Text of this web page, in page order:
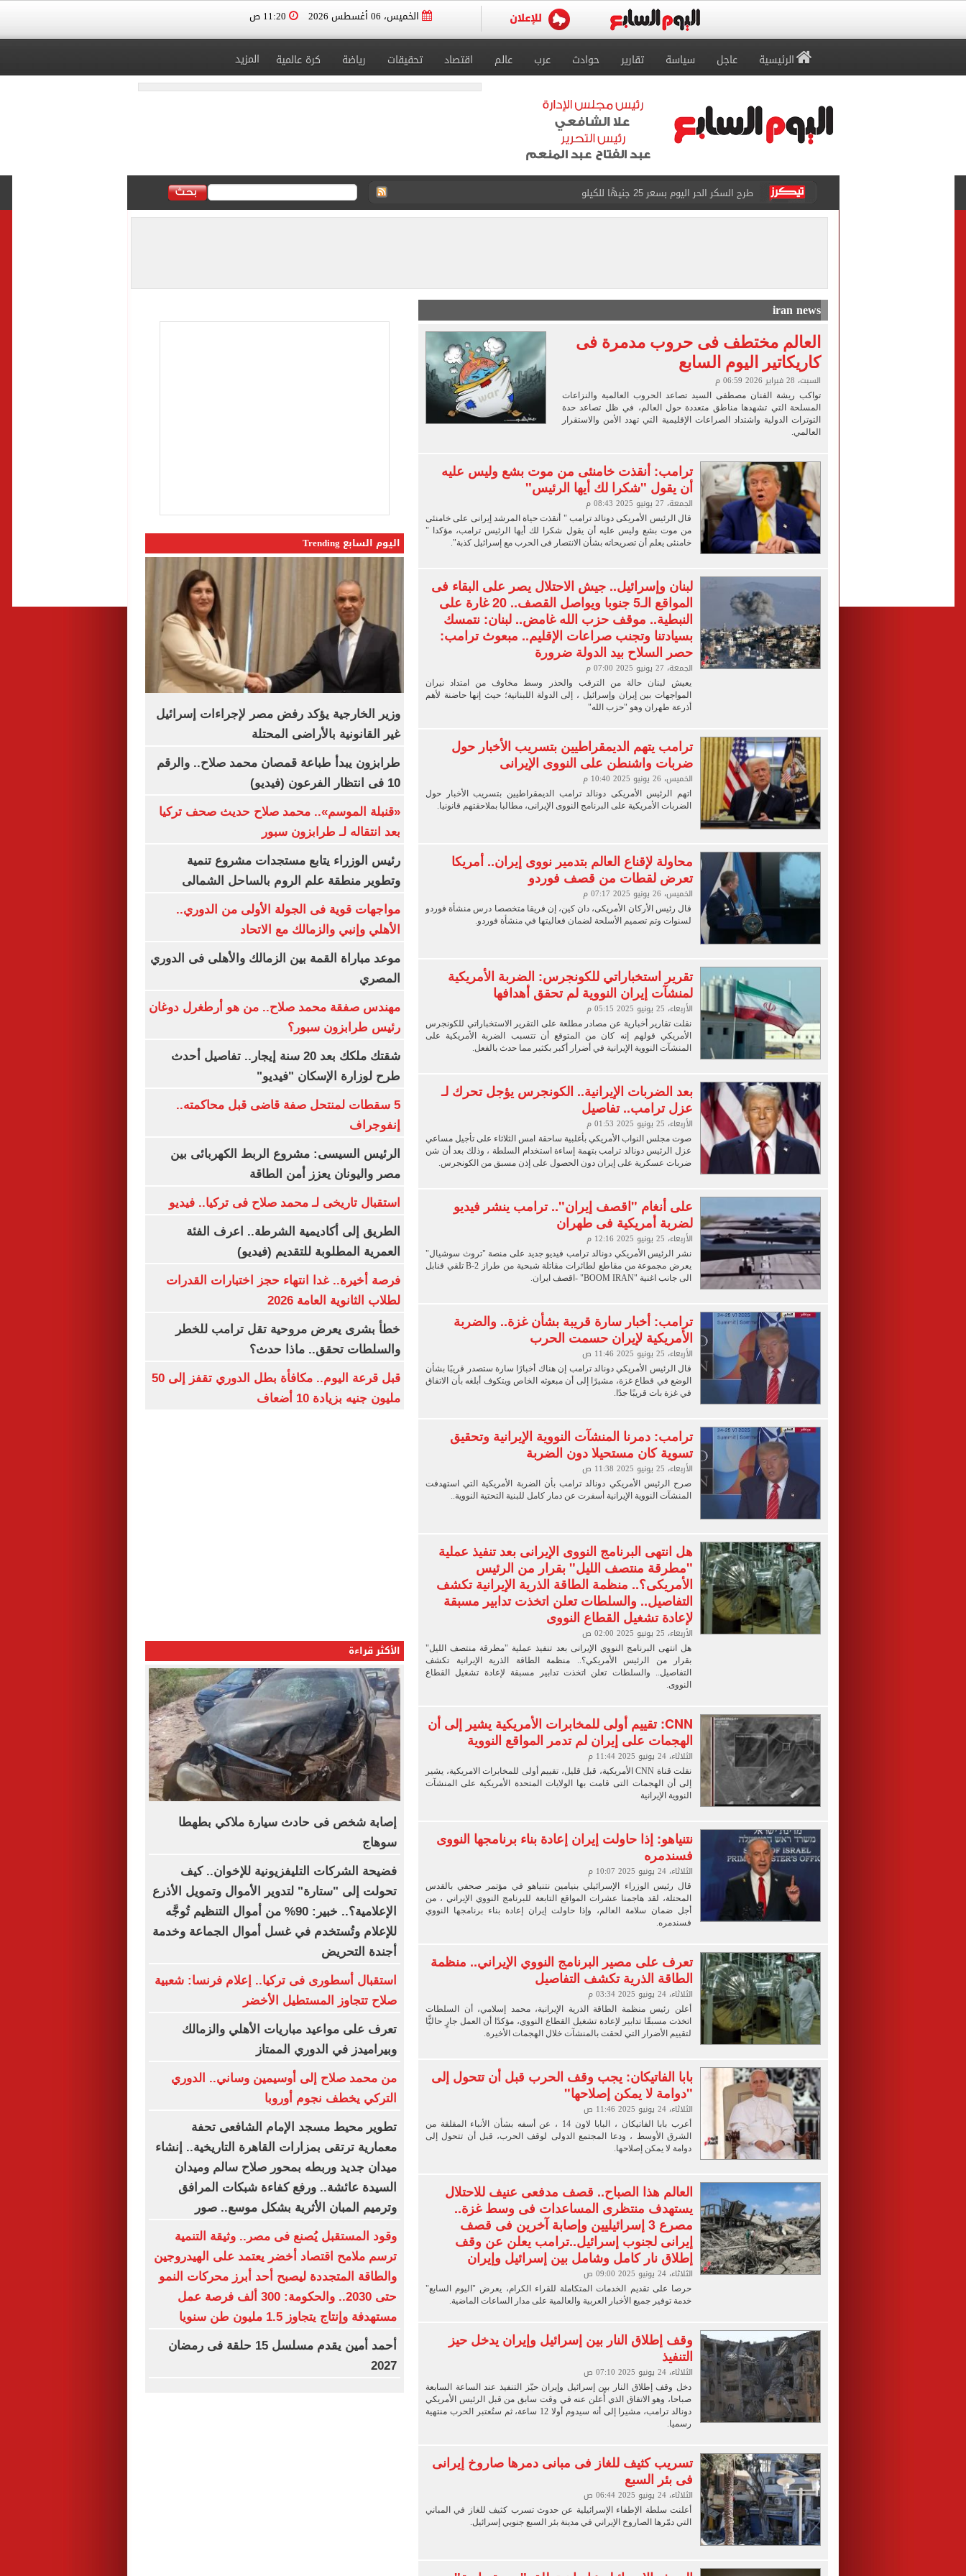
الخميس، 06 أغسطس 2026
الرئيسية عاجل سياسة تقارير حوادث عرب عالم اقتصاد تحقيقات رياضة كرة عالمية المزيد
التحقيقات مع منتحلة الصفة: عاملة بمحل عطور وانتحلت صفة صحفية
الأهلى يقسو على النجوم بسداسية ودياً.. وغياب إمام عاشور
البنك المركزى: ارتفاع الاحتياطى الأجنبى لـ 56.3 مليار دولار نهاية يوليو
وزير النقل: مخطط شامل لزيادة حصة مصر من تجارة الترانزيت ودعم حركة التجارة
مجلس الوزراء يستعرض تفاصيل طرح وزارة الإسكان وحدات سكنية بنظام الإيجار
بعد انتقال محمد صلاح.. عمدة طرابزون يشترى 6661 قميصًا للنادى.. فيديو
طرح السكر الحر اليوم بسعر 25 جنيهًا للكيلو
iran news
العالم مختطف فى حروب مدمرة فى
كاريكاتير اليوم السابع
السبت، 28 فبراير 2026 06:59 م
تواكب ريشة الفنان مصطفى السيد تصاعد الحروب العالمية والنزاعات
المسلحة التي تشهدها مناطق متعددة حول العالم، في ظل تصاعد حدة
التوترات الدولية واشتداد الصراعات الإقليمية التي تهدد الأمن والاستقرار
العالمي.
ترامب: أنقذت خامنئى من موت بشع وليس عليه
أن يقول "شكرا لك أيها الرئيس"
الجمعة، 27 يونيو 2025 08:43 م
قال الرئيس الأمريكى دونالد ترامب " أنقذت حياة المرشد إيرانى على خامنئى
من موت بشع وليس عليه أن يقول شكرا لك أيها الرئيس ترامب، مؤكدا "
خامنئى يعلم أن تصريحاته بشأن الانتصار فى الحرب مع إسرائيل كذبة".
لبنان وإسرائيل.. جيش الاحتلال يصر على البقاء فى
المواقع الـ5 جنوبا ويواصل القصف.. 20 غارة على
النبطية.. موقف حزب الله غامض.. لبنان: نتمسك
بسيادتنا وتجنب صراعات الإقليم.. مبعوث ترامب:
حصر السلاح بيد الدولة ضرورة
الجمعة، 27 يونيو 2025 07:00 م
يعيش لبنان حالة من الترقب والحذر وسط مخاوف من امتداد نيران
المواجهات بين إيران وإسرائيل ، إلى الدولة اللبنانية؛ حيث إنها حاضنة لأهم
أذرعة طهران وهو "حزب الله"
ترامب يتهم الديمقراطيين بتسريب الأخبار حول
ضربات واشنطن على النووى الإيرانى
الخميس، 26 يونيو 2025 10:40 م
اتهم الرئيس الأمريكى دونالد ترامب الديمقراطيين بتسريب الأخبار حول
الضربات الأمريكية على البرنامج النووى الإيرانى، مطالبا بملاحقتهم قانونيا.
محاولة لإقناع العالم بتدمير نووى إيران.. أمريكا
تعرض لقطات من قصف فوردو
الخميس، 26 يونيو 2025 07:17 م
قال رئيس الأركان الأمريكى، دان كين، إن فريقا متخصصا درس منشأة فوردو
لسنوات وتم تصميم الأسلحة لضمان فعاليتها في منشأة فوردو.
تقرير استخباراتي للكونجرس: الضربة الأمريكية
لمنشآت إيران النووية لم تحقق أهدافها
الأربعاء، 25 يونيو 2025 05:15 م
نقلت تقارير أخبارية عن مصادر مطلعة على التقرير الاستخباراتي للكونجرس
الأمريكي قولهم إنه كان من المتوقع أن تتسبب الضربة الأمريكية على
المنشآت النووية الإيرانية في أضرار أكبر بكثير مما حدث بالفعل.
بعد الضربات الإيرانية.. الكونجرس يؤجل تحرك لـ
عزل ترامب.. تفاصيل
الأربعاء، 25 يونيو 2025 01:53 م
صوت مجلس النواب الأمريكي بأغلبية ساحقة امس الثلاثاء على تأجيل مساعي
عزل الرئيس دونالد ترامب بتهمة إساءة استخدام السلطة ، وذلك بعد أن شن
ضربات عسكرية على إيران دون الحصول على إذن مسبق من الكونجرس.
على أنغام "اقصف إيران".. ترامب ينشر فيديو
لضربة أمريكية فى طهران
الأربعاء، 25 يونيو 2025 12:16 م
نشر الرئيس الأمريكي دونالد ترامب فيديو جديد على منصة "تروث سوشيال"
يعرض مجموعة من مقاطع لطائرات مقاتلة شبحية من طراز B-2 تلقي قنابل
الى جانب اغنية "BOOM IRAN" -اقصف ايران.
ترامب: أخبار سارة قريبة بشأن غزة.. والضربة
الأمريكية لإيران حسمت الحرب
الأربعاء، 25 يونيو 2025 11:46 ص
قال الرئيس الأمريكي دونالد ترامب إن هناك أخبارًا سارة ستصدر قريبًا بشأن
الوضع في قطاع غزة، مشيرًا إلى أن مبعوثه الخاص ويتكوف أبلغه بأن الاتفاق
في غزة بات قريبًا جدًا.
ترامب: دمرنا المنشآت النووية الإيرانية وتحقيق
تسوية كان مستحيلا دون الضربة
الأربعاء، 25 يونيو 2025 11:38 ص
صرح الرئيس الأمريكي دونالد ترامب بأن الضربة الأمريكية التي استهدفت
المنشآت النووية الإيرانية أسفرت عن دمار كامل للبنية التحتية النووية..
هل انتهى البرنامج النووى الإيرانى بعد تنفيذ عملية
"مطرقة منتصف الليل" بقرار من الرئيس
الأمريكى؟.. منظمة الطاقة الذرية الإيرانية تكشف
التفاصيل.. والسلطات تعلن اتخذت تدابير مسبقة
لإعادة تشغيل القطاع النووى
الأربعاء، 25 يونيو 2025 02:00 ص
هل انتهى البرنامج النووي الإيرانى بعد تنفيذ عملية "مطرقة منتصف الليل"
بقرار من الرئيس الأمريكي؟.. منظمة الطاقة الذرية الإيرانية تكشف
التفاصيل.. والسلطات تعلن اتخذت تدابير مسبقة لإعادة تشغيل القطاع
النووى.
CNN: تقييم أولى للمخابرات الأمريكية يشير إلى أن
الهجمات على إيران لم تدمر المواقع النووية
الثلاثاء، 24 يونيو 2025 11:44 م
نقلت قناة CNN الأمريكية، قبل قليل، تقييم أولى للمخابرات الامريكية، يشير
إلى أن الهجمات التى قامت بها الولايات المتحدة الأمريكية على المنشآت
النووية الإيرانية
نتنياهو: إذا حاولت إيران إعادة بناء برنامجها النووى
فسندمره
الثلاثاء، 24 يونيو 2025 10:07 م
قال رئيس الوزراء الإسرائيلي بنيامين نتنياهو في مؤتمر صحفي بالقدس
المحتلة، لقد هاجمنا عشرات المواقع التابعة للبرنامج النووي الإيراني ، من
أجل ضمان سلامة العالم، وإذا حاولت إيران إعادة بناء برنامجها النووي
فسندمره.
تعرف على مصير البرنامج النووي الإيراني.. منظمة
الطاقة الذرية تكشف التفاصيل
الثلاثاء، 24 يونيو 2025 03:34 م
أعلن رئيس منظمة الطاقة الذرية الإيرانية، محمد إسلامي، أن السلطات
اتخذت مسبقًا تدابير لإعادة تشغيل القطاع النووي، مؤكدًا أن العمل جارٍ حاليًّا
لتقييم الأضرار التي لحقت بالمنشآت خلال الهجمات الأخيرة.
بابا الفاتيكان: يجب وقف الحرب قبل أن تتحول إلى
"دوامة لا يمكن إصلاحها"
الثلاثاء، 24 يونيو 2025 11:46 ص
أعرب بابا الفاتيكان ، البابا لاون 14 ، عن أسفه بشأن الأنباء المقلقة من
الشرق الأوسط ، ودعا المجتمع الدولى لوقف الحرب، قبل أن تتحول إلى
دوامة لا يمكن إصلاحها.
العالم هذا الصباح.. قصف مدفعى عنيف للاحتلال
يستهدف منتظرى المساعدات فى وسط غزة..
مصرع 3 إسرائيليين وإصابة آخرين فى قصف
إيرانى لجنوب إسرائيل..ترامب يعلن عن وقف
إطلاق نار كامل وشامل بين ​​إسرائيل وإيران
الثلاثاء، 24 يونيو 2025 09:00 ص
حرصا على تقديم الخدمات المتكاملة للقراء الكرام، يعرض "اليوم السابع"
خدمة توفير جميع الأخبار العربية والعالمية على مدار الساعات الماضية.
وقف إطلاق النار بين إسرائيل وإيران يدخل حيز
التنفيذ
الثلاثاء، 24 يونيو 2025 07:10 ص
دخل وقف إطلاق النار بين إسرائيل وإيران حيّز التنفيذ عند الساعة السابعة
صباحا، وهو الاتفاق الذي أُعلن عنه في وقت سابق من قبل الرئيس الأمريكي
دونالد ترامب، مشيرا إلى أنه سيدوم أولا 12 ساعة، ثم ستُعتبر الحرب منتهية
رسميا.
تسريب كثيف للغاز فى مبانى دمرها صاروخ إيرانى
فى بئر السبع
الثلاثاء، 24 يونيو 2025 06:44 ص
أعلنت سلطة الإطفاء الإسرائيلية عن حدوث تسرب كثيف للغاز في المباني
التي دمّرها الصاروخ الإيراني في مدينة بئر السبع جنوبي إسرائيل.
اليوم السابع Trending
وزير الخارجية يؤكد رفض مصر لإجراءات إسرائيل
غير القانونية بالأراضى المحتلة
طرابزون يبدأ طباعة قمصان محمد صلاح.. والرقم
10 فى انتظار الفرعون (فيديو)
«قنبلة الموسم».. محمد صلاح حديث صحف تركيا
بعد انتقاله لـ طرابزون سبور
رئيس الوزراء يتابع مستجدات مشروع تنمية
وتطوير منطقة علم الروم بالساحل الشمالى
مواجهات قوية فى الجولة الأولى من الدوري..
الأهلي وإنبي والزمالك مع الاتحاد
موعد مباراة القمة بين الزمالك والأهلى فى الدوري
المصري
مهندس صفقة محمد صلاح.. من هو أرطغرل دوغان
رئيس طرابزون سبور؟
شقتك ملكك بعد 20 سنة إيجار.. تفاصيل أحدث
طرح لوزارة الإسكان "فيديو"
5 سقطات لمنتحل صفة قاضى قبل محاكمته..
إنفوجراف
الرئيس السيسى: مشروع الربط الكهربائى بين
مصر واليونان يعزز أمن الطاقة
استقبال تاريخى لـ محمد صلاح فى تركيا.. فيديو
الطريق إلى أكاديمية الشرطة.. اعرف الفئة
العمرية المطلوبة للتقديم (فيديو)
فرصة أخيرة.. غدا انتهاء حجز اختبارات القدرات
لطلاب الثانوية العامة 2026
خطأ بشرى يعرض مروحية تقل ترامب للخطر
والسلطات تحقق.. ماذا حدث؟
قبل قرعة اليوم.. مكافأة بطل الدوري تقفز إلى 50
مليون جنيه بزيادة 10 أضعاف
الأكثر قراءة
إصابة شخص فى حادث سيارة ملاكي بطهطا
سوهاج
فضيحة الشركات التليفزيونية للإخوان.. كيف
تحولت إلى "ستارة" لتدوير الأموال وتمويل الأذرع
الإعلامية؟.. خبير: 90% من أموال التنظيم تُوجَّه
للإعلام وتُستخدم في غسل أموال الجماعة وخدمة
أجندة التحريض
استقبال أسطورى فى تركيا.. إعلام فرنسا: شعبية
صلاح تتجاوز المستطيل الأخضر
تعرف على مواعيد مباريات الأهلي والزمالك
وبيراميدز في الدوري الممتاز
من محمد صلاح إلى أوسيمين وساني.. الدوري
التركي يخطف نجوم أوروبا
تطوير محيط مسجد الإمام الشافعى تحفة
معمارية ترتقى بمزارات القاهرة التاريخية.. إنشاء
ميدان جديد وربطه بمحور صلاح سالم وميدان
السيدة عائشة.. ورفع كفاءة شبكات المرافق
وترميم المبان الأثرية بشكل موسع.. صور
وقود المستقبل يُصنع فى مصر.. وثيقة التنمية
ترسم ملامح اقتصاد أخضر يعتمد على الهيدروجين
والطاقة المتجددة ليصبح أحد أبرز محركات النمو
حتى 2030.. والحكومة: 300 ألف فرصة عمل
مستهدفة وإنتاج يتجاوز 1.5 مليون طن سنويا
أحمد أمين يقدم مسلسل 15 حلقة فى رمضان
2027